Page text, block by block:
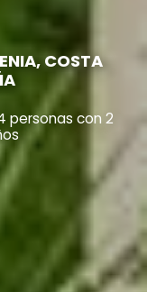
COSTA
personas con 2